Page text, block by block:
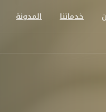
خدماتنا المدونة